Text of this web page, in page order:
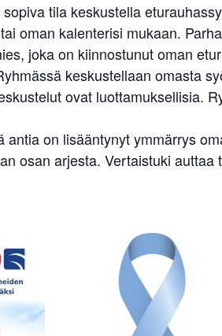
tila keskustella
oman kalenterisi mukaan.
joka on kiinnostunut oman
keskustellaan omasta
ovat luottamuksellisia.
antia on lisääntynyt ymmärrys
osan arjesta. Vertaistuki auttaa